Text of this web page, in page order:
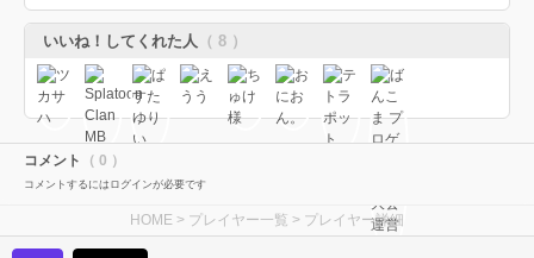
いいね！してくれた人 （ 8 ）
コメント （ 0 ）
コメントするにはログインが必要です
HOME > プレイヤー一覧 > プレイヤー詳細